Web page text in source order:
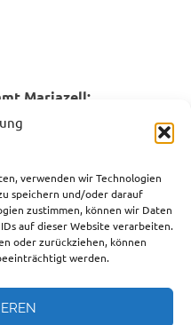
verwenden wir Technologien
speichern und/oder darauf
zustimmen, können wir Daten
auf dieser Website verarbeiten.
oder zurückziehen, können
werden.
Mariazell:
12:00 Uhr
12:00 bis 16:00 Uhr